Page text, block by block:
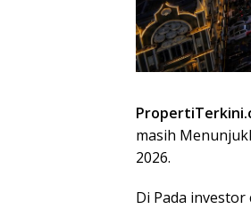
masih
2026.
Di Pada